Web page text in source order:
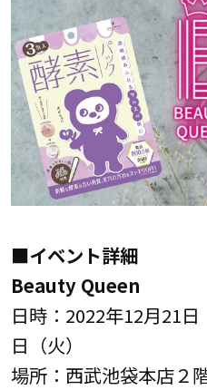
■イベント詳細
Beauty Queen
日時：2022年12月21
日（火）
場所：西武池袋本店２